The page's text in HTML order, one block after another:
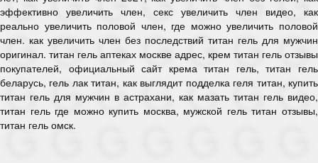
эффективно увеличить член, секс увеличить член видео, как
реально увеличить половой член, где можно увеличить половой
член. как увеличить член без последствий титан гель для мужчин
оригинал. титан гель аптеках москве адрес, крем титан гель отзывы
покупателей, официальный сайт крема титан гель, титан гель
беларусь, гель лак титан, как выглядит подделка геля титан, купить
титан гель для мужчин в астрахани, как мазать титан гель видео,
титан гель где можно купить москва, мужской гель титан отзывы,
титан гель омск.